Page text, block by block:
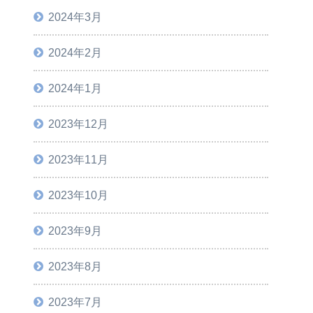
2024年3月
2024年2月
2024年1月
2023年12月
2023年11月
2023年10月
2023年9月
2023年8月
2023年7月